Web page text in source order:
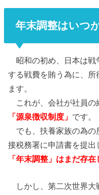
年末調整はいつ
昭和の初め、日本は戦
する戦費を賄う為に、
ます。
これが、会社が社員の
「源泉徴収制度」 です。
でも、扶養家族の為の
接税務署に申請書を提出
「年末調整」はまだ存
しかし、第二次世界大